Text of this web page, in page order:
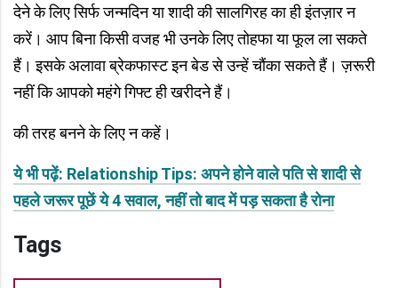
देने के लिए सिर्फ जन्मदिन या शादी की सालगिरह का ही इंतज़ार न
करें। आप बिना किसी वजह भी उनके लिए तोहफा या फूल ला सकते
हैं। इसके अलावा ब्रेकफास्ट इन बेड से उन्हें चौंका सकते हैं। ज़रूरी
नहीं कि आपको महंगे गिफ्ट ही खरीदने हैं।
की तरह बनने के लिए न कहें।
ये भी पढ़ें: Relationship Tips: अपने होने वाले पति से शादी से
पहले जरूर पूछें ये 4 सवाल, नहीं तो बाद में पड़ सकता है रोना
Tags